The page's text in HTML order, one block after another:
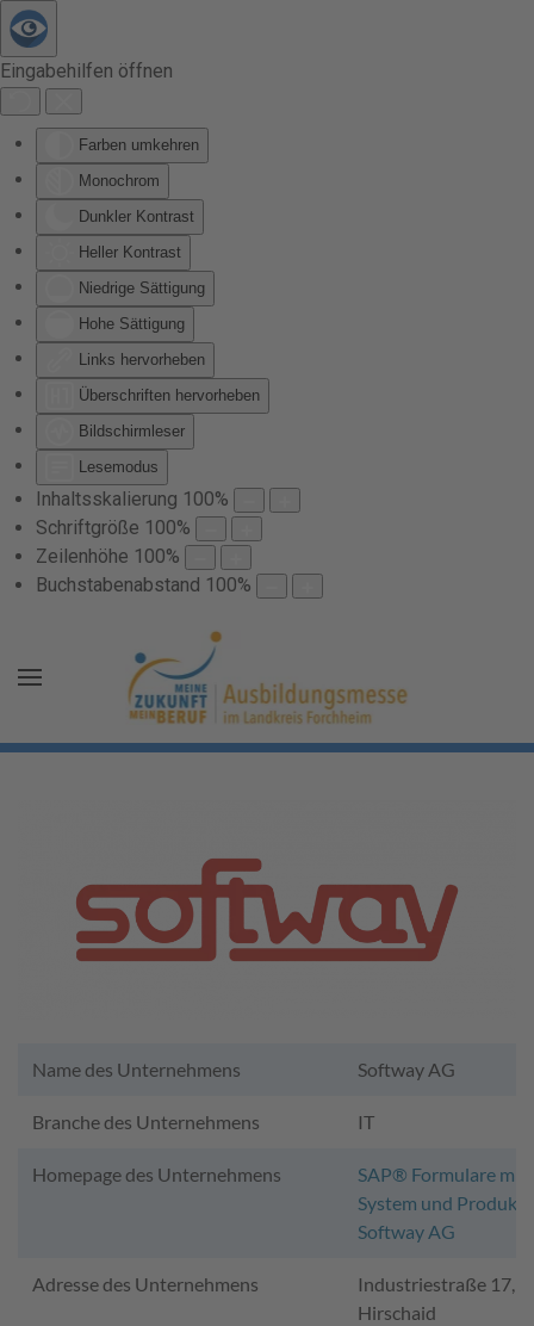
Eingabehilfen öffnen
Farben umkehren
Monochrom
Dunkler Kontrast
Heller Kontrast
Niedrige Sättigung
Hohe Sättigung
Links hervorheben
Überschriften hervorheben
Bildschirmleser
Lesemodus
Inhaltsskalierung 100%
Schriftgröße 100%
Zeilenhöhe 100%
Buchstabenabstand 100%
Zum Hauptinhalt springen
Name des Unternehmens Softway AG
Branche des Unternehmens IT
Homepage des Unternehmens
SAP® Formulare mit
System und Produkt -
Softway AG
Adresse des Unternehmens
Industriestraße 17,
Hirschaid